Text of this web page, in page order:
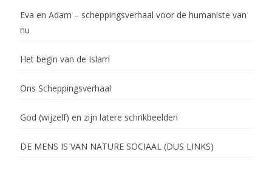
Eva en Adam – scheppingsverhaal voor de humaniste van
nu
Het begin van de Islam
Ons Scheppingsverhaal
God (wijzelf) en zijn latere schrikbeelden
DE MENS IS VAN NATURE SOCIAAL (DUS LINKS)